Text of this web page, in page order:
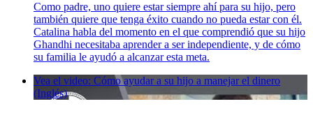
Como padre, uno quiere estar siempre ahí para su hijo, pero
también quiere que tenga éxito cuando no pueda estar con él.
Catalina habla del momento en el que comprendió que su hijo
Ghandhi necesitaba aprender a ser independiente, y de cómo
su familia le ayudó a alcanzar esta meta.
Vea el video: Cómo ayudar a su hijo a manejar el dinero
(Inglés)